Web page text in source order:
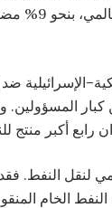
ضد
المسؤولين.
رابع أكبر منتج
الخام